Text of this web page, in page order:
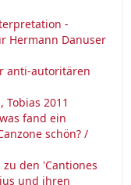
-
Hermann Danuser
anti-autoritären
Tobias 2011
fand ein
schön? /
zu den 'Cantiones
und ihren